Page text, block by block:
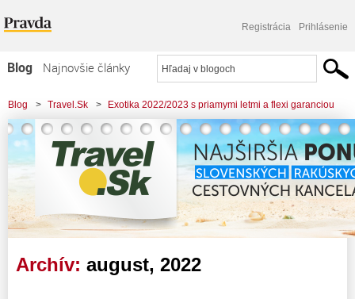
Registrácia Prihlásenie
Blog
Najnovšie články
Najčítanejšie články
Najkomentovanejšie články
Zoznam blogov
Komerčné blogy
Blog > Travel.Sk > Exotika 2022/2023 s priamymi letmi a flexi garanciou
Archív: august, 2022